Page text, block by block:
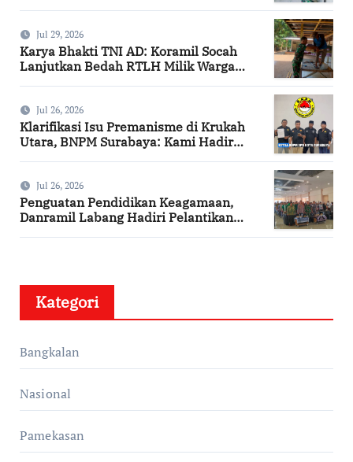
Jul 29, 2026
Karya Bhakti TNI AD: Koramil Socah
Lanjutkan Bedah RTLH Milik Warga
Jul 26, 2026
Klarifikasi Isu Premanisme di Krukah
Utara, BNPM Surabaya: Kami Hadir
Jul 26, 2026
Penguatan Pendidikan Keagamaan,
Danramil Labang Hadiri Pelantikan
Kategori
Bangkalan
Nasional
Pamekasan